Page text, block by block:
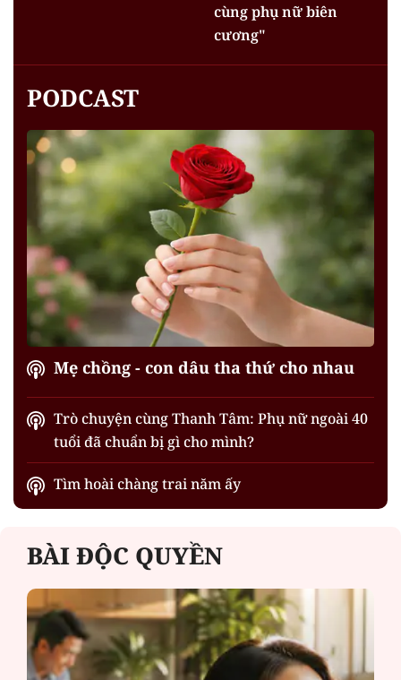
cùng phụ nữ biên
cương"
PODCAST
Mẹ chồng - con dâu tha thứ cho nhau
Trò chuyện cùng Thanh Tâm: Phụ nữ ngoài 40
tuổi đã chuẩn bị gì cho mình?
Tìm hoài chàng trai năm ấy
BÀI ĐỘC QUYỀN